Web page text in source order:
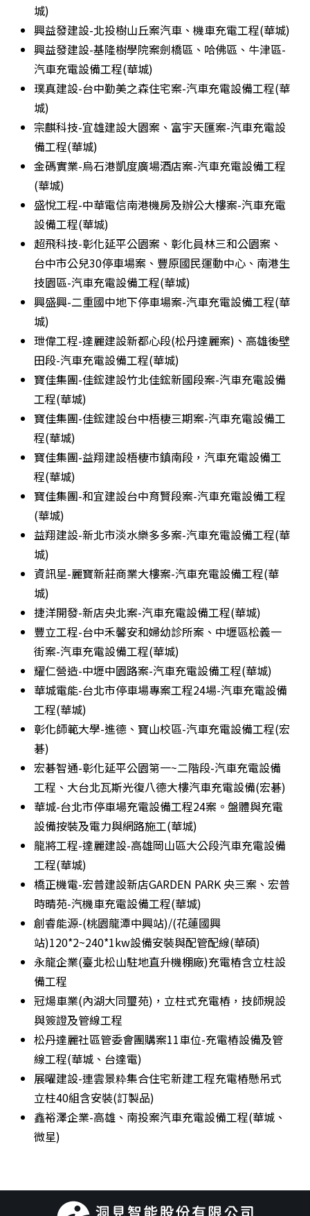
城)
興益發建設-北投樹山丘案汽車、機車充電工程(華城)
興益發建設-基隆樹學院案劍橋區、哈佛區、牛津區-
汽車充電設備工程(華城)
璞真建設-台中勤美之森住宅案-汽車充電設備工程(華
城)
宗麒科技-宜雄建設大園案、富宇天匯案-汽車充電設
備工程(華城)
金碼實業-烏石港凱度廣場酒店案-汽車充電設備工程
(華城)
盛悅工程-中華電信南港機房及辦公大樓案-汽車充電
設備工程(華城)
超飛科技-彰化延平公園案、彰化員林三和公園案、
台中市公兒30停車場案、豐原國民運動中心、南港生
技園區-汽車充電設備工程(華城)
興盛興-二重國中地下停車場案-汽車充電設備工程(華
城)
玴偉工程-達麗建設新都心段(松丹達麗案)、高雄後壁
田段-汽車充電設備工程(華城)
寶佳集團-佳鋐建設竹北佳鋐新國段案-汽車充電設備
工程(華城)
寶佳集團-佳鋐建設台中梧棲三期案-汽車充電設備工
程(華城)
寶佳集團-益翔建設梧棲市鎮南段，汽車充電設備工
程(華城)
寶佳集團-和宜建設台中育賢段案-汽車充電設備工程
(華城)
益翔建設-新北市淡水樂多多案-汽車充電設備工程(華
城)
資訊星-麗寶新莊商業大樓案-汽車充電設備工程(華
城)
捷洋開發-新店央北案-汽車充電設備工程(華城)
豐立工程-台中禾馨安和婦幼診所案、中壢區松義一
街案-汽車充電設備工程(華城)
耀仁營造-中壢中園路案-汽車充電設備工程(華城)
華城電能-台北市停車場專案工程24場-汽車充電設備
工程(華城)
彰化師範大學-進德、寶山校區-汽車充電設備工程(宏
碁)
宏碁智通-彰化延平公園第一~二階段-汽車充電設備
工程、大台北瓦斯光復八德大樓汽車充電設備(宏碁)
華城-台北市停車場充電設備工程24案。盤體與充電
設備按裝及電力與網路施工(華城)
龍將工程-達麗建設-高雄岡山區大公段汽車充電設備
工程(華城)
橋正機電-宏普建設新店GARDEN PARK 央三案、宏普
時晴苑-汽機車充電設備工程(華城)
創睿能源-(桃園龍潭中興站)/(花蓮國興
站)120*2~240*1kw設備安裝與配管配線(華碩)
永龍企業(臺北松山駐地直升機棚廠)充電樁含立柱設
備工程
冠煬車業(內湖大同璽苑)，立柱式充電樁，技師規設
與簽證及管線工程
松丹達麗社區管委會團購案11車位-充電樁設備及管
線工程(華城、台達電)
展曜建設-連雲景粋集合住宅新建工程充電樁懸吊式
立柱40組含安裝(訂製品)
鑫裕澤企業-高雄、南投案汽車充電設備工程(華城、
微星)